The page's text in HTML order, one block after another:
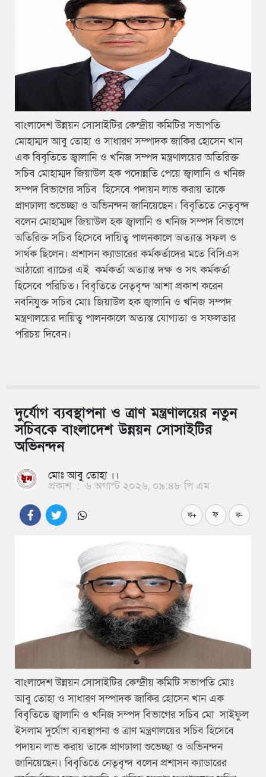
বাংলাদেশ উন্নয়ন সোসাইটির কেন্দ্রীয় কমিটির সভাপতি
মোহাম্মদ আবু তোহা ও সাধারণ সম্পাদক জাকির হোসেন খান
এক বিবৃতিতে জ্বালানি ও খনিজ সম্পদ মন্ত্রণালয়ের অতিরিক্ত
সচিব মোহাম্মদ জিয়াউল হক পদোন্নতি পেয়ে জ্বালানি ও খনিজ
সম্পদ বিভাগের সচিব হিসেবে পদায়ন লাভ করায় তাকে
প্রাণঢালা শুভেচ্ছা ও অভিনন্দন জানিয়েছেন। বিবৃতিতে নেতৃবৃন্দ
বলেন মোহাম্মদ জিয়াউল হক জ্বালানি ও খনিজ সম্পদ বিভাগে
অতিরিক্ত সচিব হিসেবে দায়িত্ব পালনকালে অত্যান্ত সফল ও
সার্থক ছিলেন। প্রশাসন ক্যাডারের কর্মকর্তাদের মতে বিসিএস
আঠারো ব্যাচের এই কর্মকর্তা অত্যান্ত দক্ষ ও সৎ কর্মকর্তা
হিসেবে পরিচিত। বিবৃতিতে নেতৃবৃন্দ আশা প্রকাশ করেন
নবনিযুক্ত সচিব মোঃ জিয়াউল হক জ্বালানি ও খনিজ সম্পদ
মন্ত্রণালয়ের দায়িত্ব পালনকালে অত্যন্ত যোগ্যতা ও সফলতার
পরিচয় দিবেন।
দুর্যোগ ব্যবস্থাপনা ও ত্রাণ মন্ত্রণালয়ের নতুন
সচিবকে বাংলাদেশ উন্নয়ন সোসাইটির
অভিনন্দন
মোঃ আবু তোহা ।।
প্রকাশ : ৬ অগাস্ট ২০২৬, ০৯:৪৮ পি এম
ফ+ ফ ফ-
বাংলাদেশ উন্নয়ন সোসাইটির কেন্দ্রীয় কমিটি সভাপতি মোঃ
আবু তোহা ও সাধারণ সম্পাদক জাকির হোসেন খান এক
বিবৃতিতে জ্বালানি ও খনিজ সম্পদ বিভাগের সচিব মো সাইফুল
ইসলাম দুর্যোগ ব্যবস্থাপনা ও ত্রাণ মন্ত্রণালয়ের সচিব হিসেবে
পদায়ন লাভ করায় তাকে প্রাণঢালা শুভেচ্ছা ও অভিনন্দন
জানিয়েছেন। বিবৃতিতে নেতৃবৃন্দ বলেন প্রশাসন ক্যাডারের